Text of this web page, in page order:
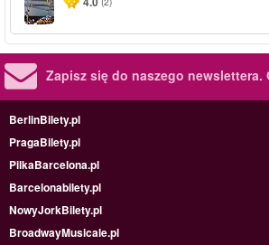
Zapisz się do naszego newslettera.
BerlinBilety.pl
PragaBilety.pl
PilkaBarcelona.pl
Barcelonabilety.pl
NowyJorkBilety.pl
BroadwayMusicale.pl